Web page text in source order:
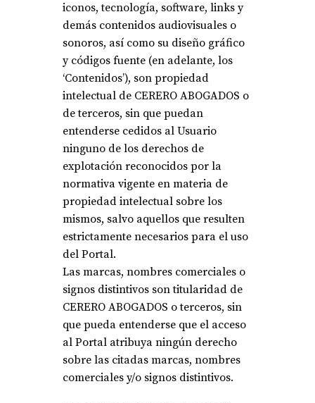
iconos, tecnología, software, links y
demás contenidos audiovisuales o
sonoros, así como su diseño gráfico
y códigos fuente (en adelante, los
‘Contenidos’), son propiedad
intelectual de CERERO ABOGADOS o
de terceros, sin que puedan
entenderse cedidos al Usuario
ninguno de los derechos de
explotación reconocidos por la
normativa vigente en materia de
propiedad intelectual sobre los
mismos, salvo aquellos que resulten
estrictamente necesarios para el uso
del Portal.
Las marcas, nombres comerciales o
signos distintivos son titularidad de
CERERO ABOGADOS o terceros, sin
que pueda entenderse que el acceso
al Portal atribuya ningún derecho
sobre las citadas marcas, nombres
comerciales y/o signos distintivos.